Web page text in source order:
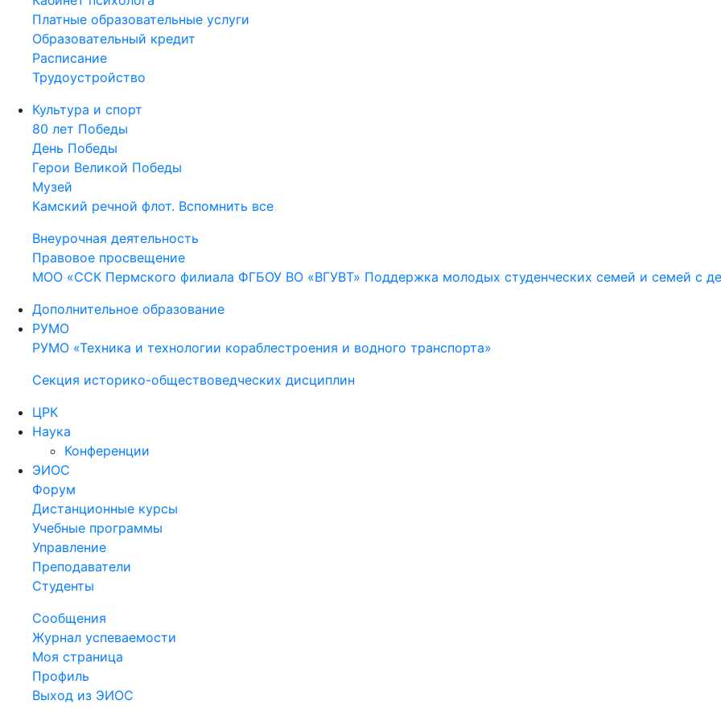
Платные образовательные услуги
Образовательный кредит
Расписание
Трудоустройство
Культура и спорт
80 лет Победы
День Победы
Герои Великой Победы
Музей
Камский речной флот. Вспомнить все
Внеурочная деятельность
Правовое просвещение
МОО «ССК Пермского филиала ФГБОУ ВО «ВГУВТ» Поддержка молодых студенческих семей и семей с
Дополнительное образование
РУМО
РУМО «Техника и технологии кораблестроения и водного транспорта»
Секция историко-обществоведческих дисциплин
ЦРК
Наука
Конференции
ЭИОС
Форум
Дистанционные курсы
Учебные программы
Управление
Преподаватели
Студенты
Сообщения
Журнал успеваемости
Моя страница
Профиль
Выход из ЭИОС